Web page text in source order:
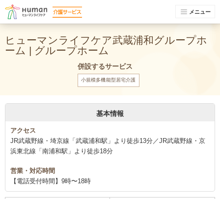
メニュー
ヒューマンライフケア武蔵浦和グループホ
ーム | グループホーム
併設するサービス
小規模多機能型居宅介護
基本情報
アクセス
JR武蔵野線・埼京線「武蔵浦和駅」より徒歩13分／JR武蔵野線・京
浜東北線「南浦和駅」より徒歩18分
営業・対応時間
【電話受付時間】9時〜18時